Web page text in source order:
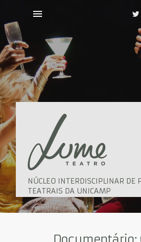
NÚCLEO INTERDISCIPLINAR DE
TEATRAIS DA UNICAMP